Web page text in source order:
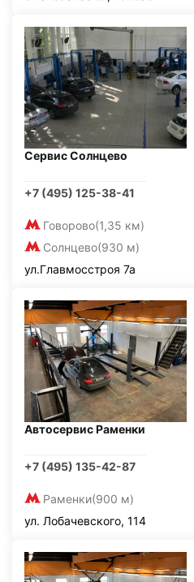
Сервис Солнцево
+7 (495) 125-38-41
Говорово(1,35 км)
Солнцево(930 м)
ул.Главмосстроя 7а
Автосервис Раменки
+7 (495) 135-42-87
Раменки(900 м)
ул. Лобачевского, 114